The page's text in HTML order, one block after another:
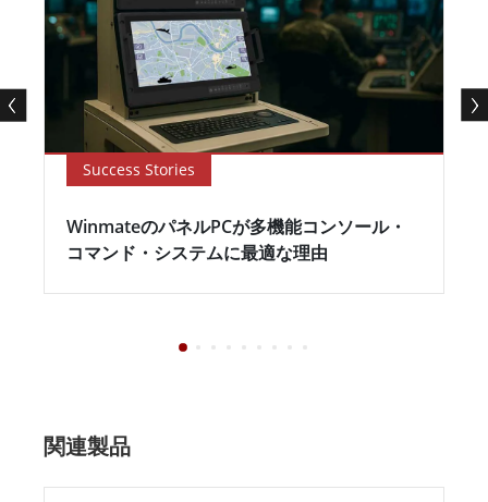
Success Stories
WinmateのパネルPCが多機能コンソール・
コマンド・システムに最適な理由
関連製品